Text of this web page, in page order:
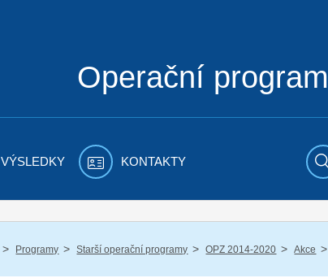
Operační program
VÝSLEDKY KONTAKTY
/ Programy / Starší operační programy / OPZ 2014-2020 / Akce /